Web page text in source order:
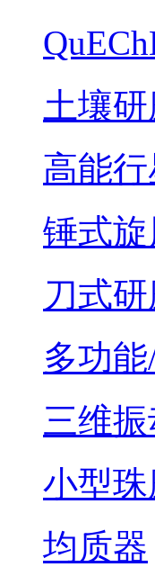
土壤
高能
锤式
刀式
多功
三维
小型珠
均质器